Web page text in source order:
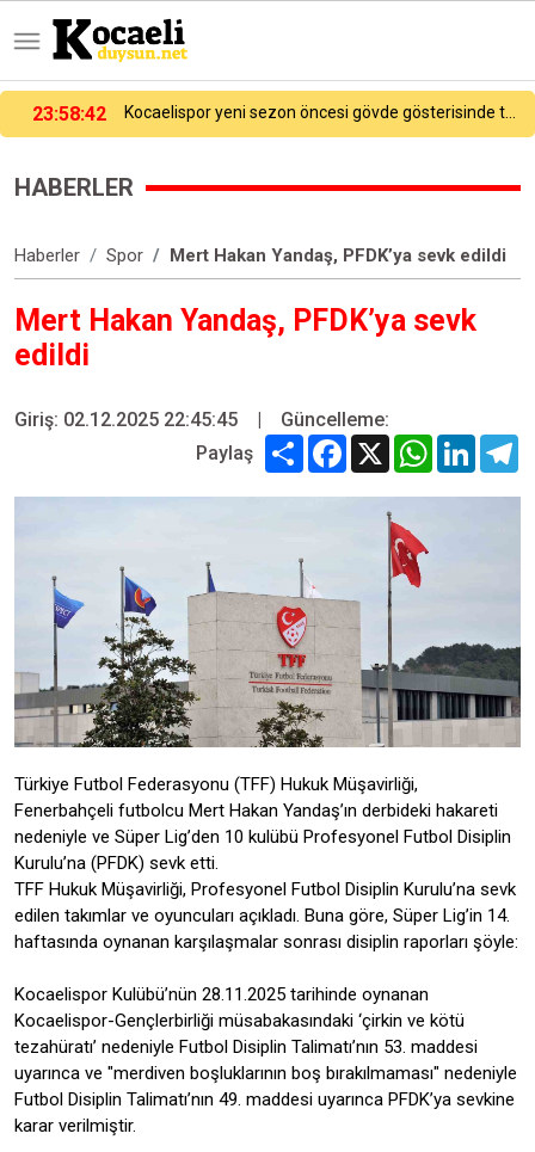
23:58:42
HABERLER
Haberler Spor Mert Hakan Yandaş, PFDK’ya sevk edildi
Mert Hakan Yandaş, PFDK’ya sevk
edildi
Giriş: 02.12.2025 22:45:45 |
Güncelleme:
Paylaş
Share Facebook
X WhatsApp
Türkiye Futbol Federasyonu (TFF) Hukuk Müşavirliği,
Fenerbahçeli futbolcu Mert Hakan Yandaş’ın derbideki hakareti
nedeniyle ve Süper Lig’den 10 kulübü Profesyonel Futbol Disiplin
Kurulu’na (PFDK) sevk etti.
TFF Hukuk Müşavirliği, Profesyonel Futbol Disiplin Kurulu’na sevk
edilen takımlar ve oyuncuları açıkladı. Buna göre, Süper Lig’in 14.
haftasında oynanan karşılaşmalar sonrası disiplin raporları şöyle:
Kocaelispor Kulübü’nün 28.11.2025 tarihinde oynanan
Kocaelispor-Gençlerbirliği müsabakasındaki ‘çirkin ve kötü
tezahüratı’ nedeniyle Futbol Disiplin Talimatı’nın 53. maddesi
uyarınca ve "merdiven boşluklarının boş bırakılmaması" nedeniyle
Futbol Disiplin Talimatı’nın 49. maddesi uyarınca PFDK’ya sevkine
karar verilmiştir.